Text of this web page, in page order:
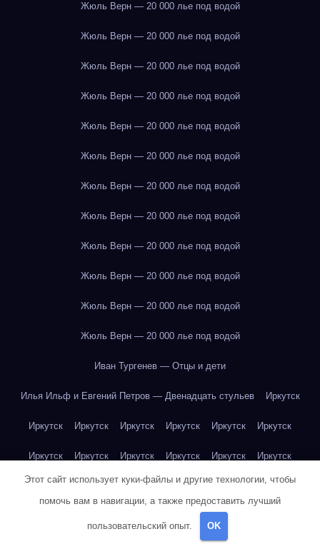
Жюль Верн — 20 000 лье под водой
Жюль Верн — 20 000 лье под водой
Жюль Верн — 20 000 лье под водой
Жюль Верн — 20 000 лье под водой
Жюль Верн — 20 000 лье под водой
Жюль Верн — 20 000 лье под водой
Жюль Верн — 20 000 лье под водой
Жюль Верн — 20 000 лье под водой
Жюль Верн — 20 000 лье под водой
Жюль Верн — 20 000 лье под водой
Жюль Верн — 20 000 лье под водой
Жюль Верн — 20 000 лье под водой
Иван Тургенев — Отцы и дети
Илья Ильф и Евгений Петров — Двенадцать стульев Иркутск
Иркутск Иркутск Иркутск Иркутск Иркутск Иркутск
Иркутск Иркутск Иркутск Иркутск Иркутск Иркутск
Иркутск Иркутск Иркутск Иркутск Иркутск Иркутск
Иркутск Йогурт
Этот сайт использует куки-файлы и другие технологии, чтобы
помочь вам в навигации, а также предоставить лучший
пользовательский опыт. OK